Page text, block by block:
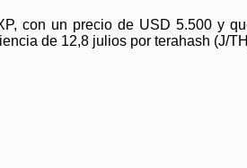
con un precio de USD 5.500 y
de 12,8 julios por terahash (J/